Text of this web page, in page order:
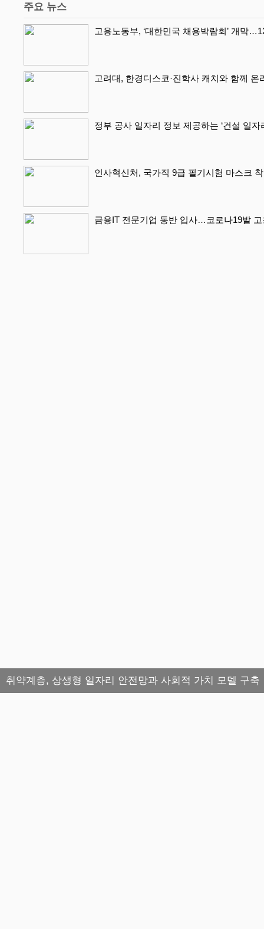
주요 뉴스
고용노동부, ‘대한민국 채용박람회’ 개막
고려대, 한경디스코·진학사 캐치와 함께 온
정부 공사 일자리 정보 제공하는 ‘건설 일자
인사혁신처, 국가직 9급 필기시험 마스크
금융IT 전문기업 동반 입사…코로나19발
취약계층, 상생형 일자리 안전망과 사회적 가치 모델 구축